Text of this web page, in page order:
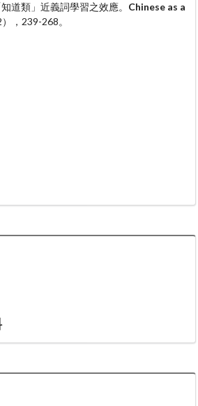
道類」近義詞學習之效應。 Chinese as a
），239-268。